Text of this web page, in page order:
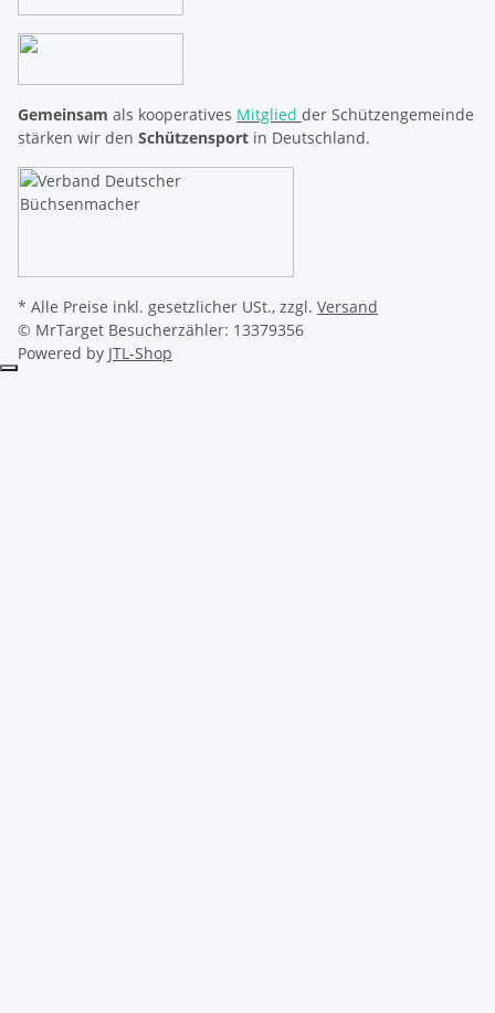
Gemeinsam als kooperatives Mitglied der Schützengemeinde
stärken wir den Schützensport in Deutschland.
* Alle Preise inkl. gesetzlicher USt., zzgl. Versand
© MrTarget Besucherzähler: 13379356
Powered by JTL-Shop